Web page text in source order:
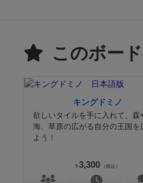
このボー
キングドミノ
欲しいタイルを手に入れて、森
海、草原の広がる自分の王国を
よう！
¥ 3,300 （税込）